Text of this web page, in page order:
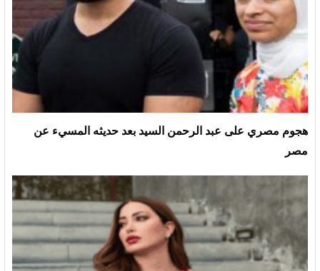
هجوم مصري على عبد الرحمن السيد بعد حديثه المسيء عن
مصر